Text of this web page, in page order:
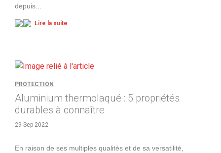
depuis
Lire la suite
PROTECTION
Aluminium thermolaqué : 5 propriétés
durables à connaître
29 Sep 2022
En raison de ses multiples qualités et de sa versatilité,